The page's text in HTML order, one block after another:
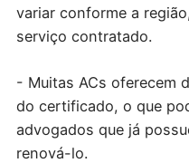
variar conforme a
serviço contratado.
- Muitas ACs oferecem
do certificado, o que
advogados que já
renová-lo.